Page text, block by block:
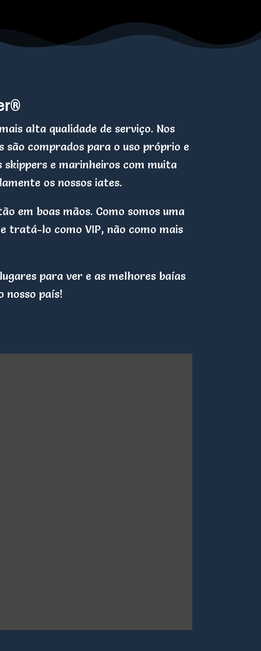
alta qualidade de serviço. Nos
são comprados para o uso próprio e
skippers e marinheiros com muita
os nossos iates.
em boas mãos. Como somos uma
tratá-lo como VIP, não como mais
para ver e as melhores baías
nosso país!